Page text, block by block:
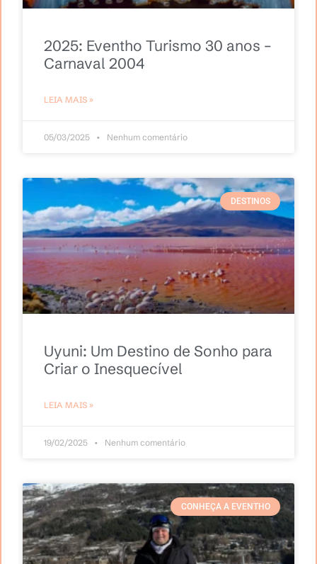
2025: Eventho Turismo 30 anos –
Carnaval 2004
LEIA MAIS »
05/03/2025 Nenhum comentário
DESTINOS
Uyuni: Um Destino de Sonho para
Criar o Inesquecível
LEIA MAIS »
19/02/2025 Nenhum comentário
CONHEÇA A EVENTHO